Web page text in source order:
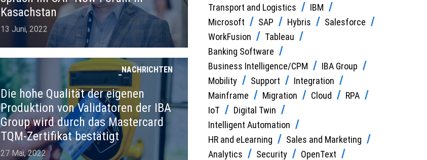
Kasachstan
13 Juni, 2022
NACHRICHTEN
Die hohe Qualität der eigenen
Produktion von Validatoren der IBA
Group wird durch das Mastercard
TQM-Zertifikat bestätigt
27 Mai, 2022
Transport and Logistics
IBM
Microsoft
SAP Hybris
Salesforce
WorkFusion
Tableau
Banking Software
Business Intelligence/CPM
IBA Group
Mobility
Support
Integration
Mainframe
Migration Cloud
RPA
IoT
Digital Twin
Intelligent Automation
HR and eLearning
Sales and Marketing
Analytics
Security
OpenText